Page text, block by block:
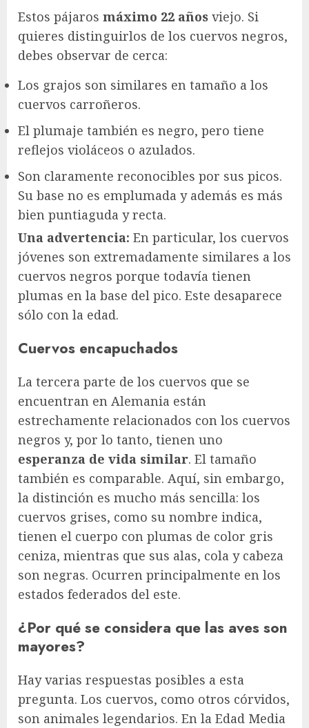
Estos pájaros máximo 22 años viejo. Si
quieres distinguirlos de los cuervos negros,
debes observar de cerca:
Los grajos son similares en tamaño a los
cuervos carroñeros.
El plumaje también es negro, pero tiene
reflejos violáceos o azulados.
Son claramente reconocibles por sus picos.
Su base no es emplumada y además es más
bien puntiaguda y recta.
Una advertencia: En particular, los cuervos
jóvenes son extremadamente similares a los
cuervos negros porque todavía tienen
plumas en la base del pico. Este desaparece
sólo con la edad.
Cuervos encapuchados
La tercera parte de los cuervos que se
encuentran en Alemania están
estrechamente relacionados con los cuervos
negros y, por lo tanto, tienen uno
esperanza de vida similar. El tamaño
también es comparable. Aquí, sin embargo,
la distinción es mucho más sencilla: los
cuervos grises, como su nombre indica,
tienen el cuerpo con plumas de color gris
ceniza, mientras que sus alas, cola y cabeza
son negras. Ocurren principalmente en los
estados federados del este.
¿Por qué se considera que las aves son
mayores?
Hay varias respuestas posibles a esta
pregunta. Los cuervos, como otros córvidos,
son animales legendarios. En la Edad Media